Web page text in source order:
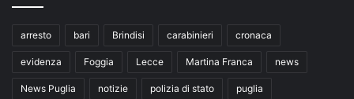
arresto bari Brindisi carabinieri cronaca
evidenza Foggia Lecce Martina Franca news
News Puglia notizie polizia di stato puglia